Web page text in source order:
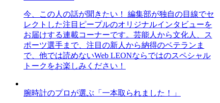
今、この人の話が聞きたい！ 編集部が独自の目線でセ
レクトした注目ピープルのオリジナルインタビューを
お届けする連載コーナーです。芸能人から文化人、ス
ポーツ選手まで、注目の新人から納得のベテランま
で、他では読めないWeb LEONならではのスペシャル
トークをお楽しみください！
腕時計のプロが選ぶ「一本取られました！」